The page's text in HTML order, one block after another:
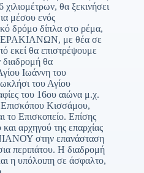
θα ξεκινήσει
μέσου ενός
δρόμο δίπλα στο ρέμα,
ΓΕΡΑΚΙΑΝΩΝ, με θέα σε
εκεί θα επιστρέψουμε
διαδρομή θα
Ιωάννη του
του Αγίου
του 16ου αιώνα μ.χ.
Κισσάμου,
το Επισκοπείο. Επίσης
αρχηγού της επαρχίας
στην επανάσταση
περιπάτου. Η διαδρομή
η υπόλοιπη σε άσφαλτο,